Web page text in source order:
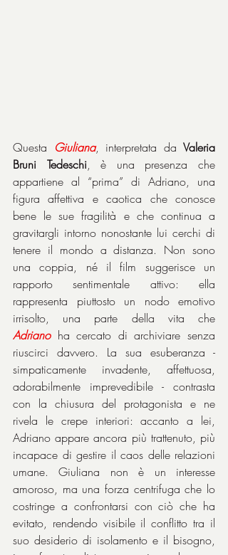
Questa Giuliana, interpretata da Valeria
Bruni Tedeschi, è una presenza che
appartiene al “prima” di Adriano, una
figura affettiva e caotica che conosce
bene le sue fragilità e che continua a
gravitargli intorno nonostante lui cerchi di
tenere il mondo a distanza. Non sono
una coppia, né il film suggerisce un
rapporto sentimentale attivo: ella
rappresenta piuttosto un nodo emotivo
Adriano ha cercato di archiviare senza
riuscirci davvero. La sua esuberanza -
simpaticamente invadente, affettuosa,
adorabilmente imprevedibile - contrasta
con la chiusura del protagonista e ne
rivela le crepe interiori: accanto a lei,
Adriano appare ancora più trattenuto, più
incapace di gestire il caos delle relazioni
umane. Giuliana non è un interesse
amoroso, ma una forza centrifuga che lo
costringe a confrontarsi con ciò che ha
evitato, rendendo visibile il conflitto tra il
suo desiderio di isolamento e il bisogno,